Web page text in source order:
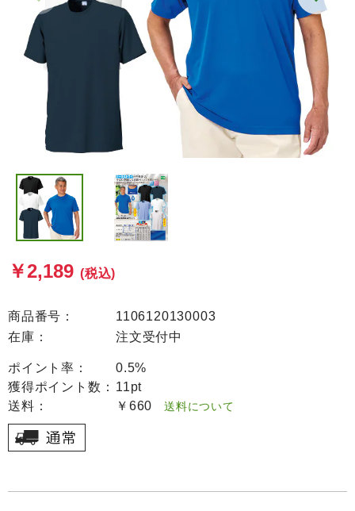
￥2,189 (税込)
商品番号：
1106120130003
在庫：
注文受付中
ポイント率：
0.5%
獲得ポイント数： 11pt
送料：
￥660 送料について